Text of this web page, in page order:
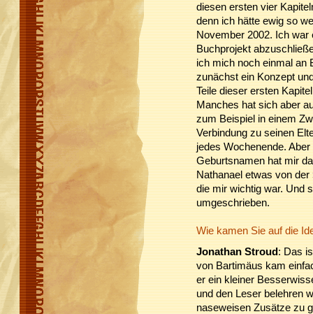
diesen ersten vier
denn ich hätte ewig so
November 2002. Ich war
Buchprojekt
ich mich noch einmal an
zunächst ein Konzept
Teile dieser ersten
Manches hat sich aber
zum Beispiel in einem
Verbindung zu seinen
jedes Wochenende.
Geburtsnamen hat mir
Nathanael etwas von
die mir wichtig war. Und
umgeschrieben.
Wie kamen Sie auf die
Jonathan Stroud: Das
von Bartimäus kam
er ein kleiner
und den Leser belehren
naseweisen Zusätze zu